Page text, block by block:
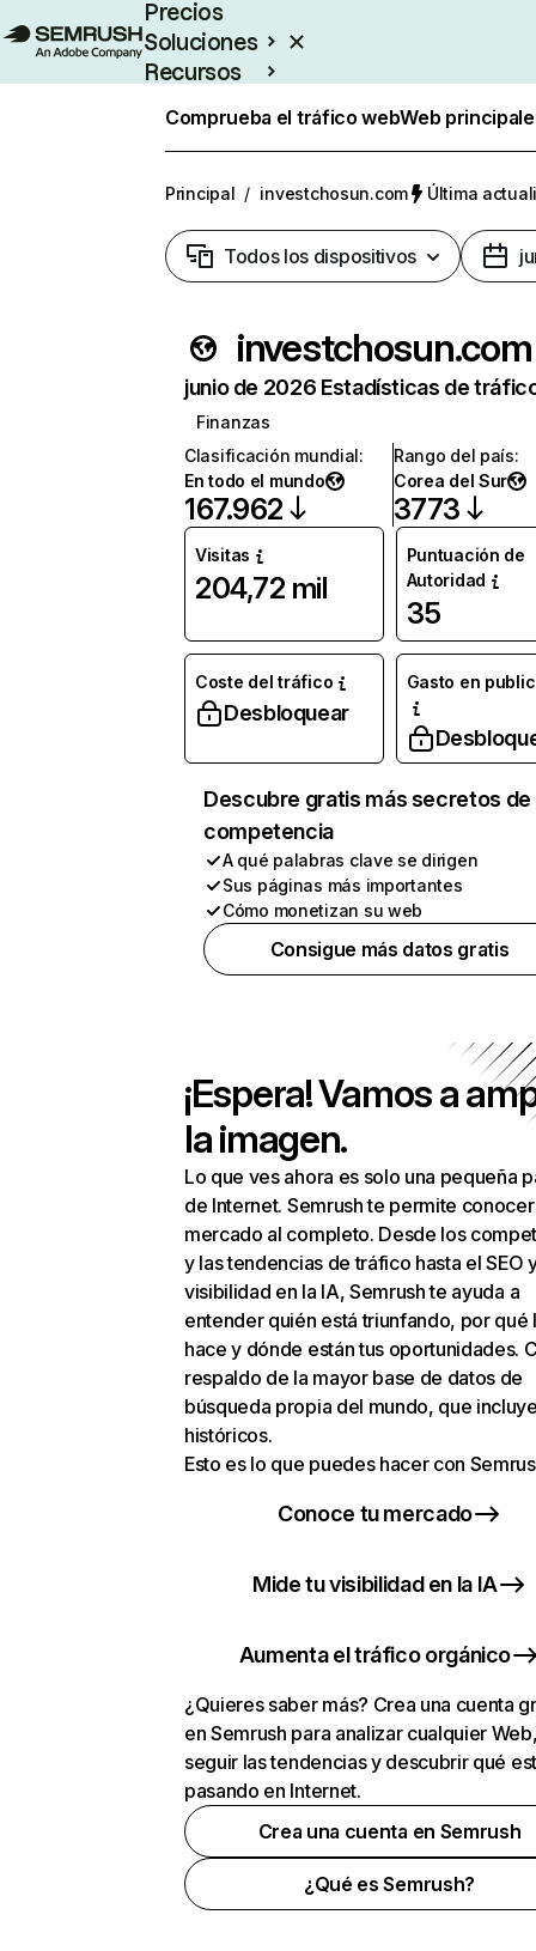
Precios
Soluciones
Recursos
Comprueba el tráfico webWeb
Principal / investchosun.com Última
Todos los dispositivos
investchosun.com
junio de 2026 Estadísticas de
Finanzas
Clasificación mundial:
En todo el mundo
167.962
Rango del país:
Corea del Sur
3773
Visitas
204,72 mil
Puntuación de
Autoridad
35
Coste del tráfico
Desbloquear
Gasto en
Descubre gratis más secretos de
competencia
A qué palabras clave se dirigen
Sus páginas más importantes
Cómo monetizan su web
Consigue más datos gratis
¡Espera! Vamos a
la imagen.
Lo que ves ahora es solo una pequeña
de Internet. Semrush te permite
mercado al completo. Desde los
y las tendencias de tráfico hasta el SEO
visibilidad en la IA, Semrush te ayuda a
entender quién está triunfando, por qué
hace y dónde están tus oportunidades.
respaldo de la mayor base de datos de
búsqueda propia del mundo, que
históricos.
Esto es lo que puedes hacer con
Conoce tu mercado
Mide tu visibilidad en la IA
Aumenta el tráfico orgánico
¿Quieres saber más? Crea una cuenta
en Semrush para analizar cualquier
seguir las tendencias y descubrir qué
pasando en Internet.
Crea una cuenta en Semrush
¿Qué es Semrush?